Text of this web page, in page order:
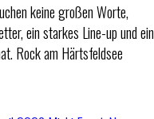
keine großen Worte,
ein starkes Line-up und ein
Rock am Härtsfeldsee